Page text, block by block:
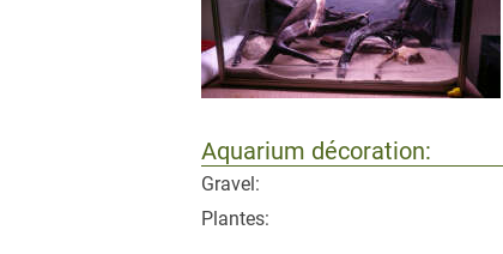
Aquarium décoration:
Gravel:
Plantes: